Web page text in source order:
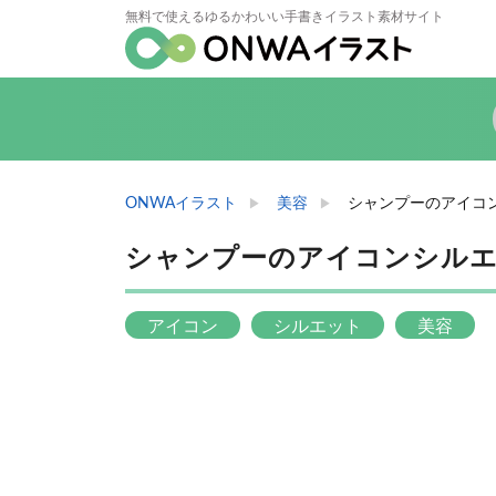
無料で使えるゆるかわいい手書きイラスト素材サイト
ONWAイラスト 美容 シャンプーのアイコ
シャンプーのアイコンシル
アイコン シルエット 美容